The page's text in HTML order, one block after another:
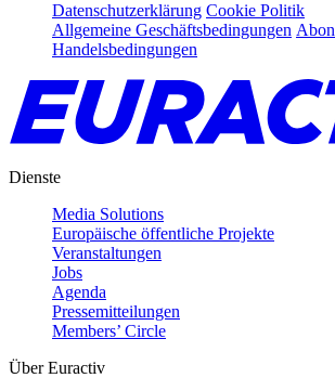
Datenschutzerklärung Cookie Politik
Allgemeine Geschäftsbedingungen
Handelsbedingungen
Dienste
Media Solutions
Europäische öffentliche Projekte
Veranstaltungen
Jobs
Agenda
Pressemitteilungen
Members’ Circle
Über Euractiv